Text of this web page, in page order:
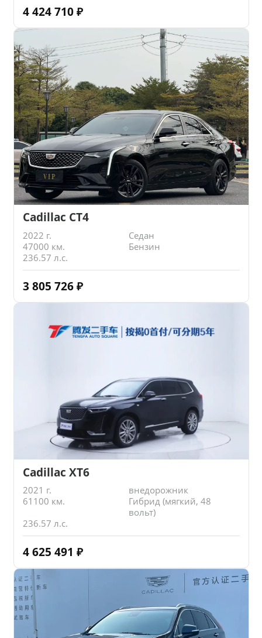
4 424 710 ₽
Cadillac CT4
2022 г.
Седан
47000 км.
Бензин
236.57 л.с.
3 805 726 ₽
Cadillac XT6
2021 г.
внедорожник
61100 км.
Гибрид (мягкий, 48
вольт)
236.57 л.с.
4 625 491 ₽